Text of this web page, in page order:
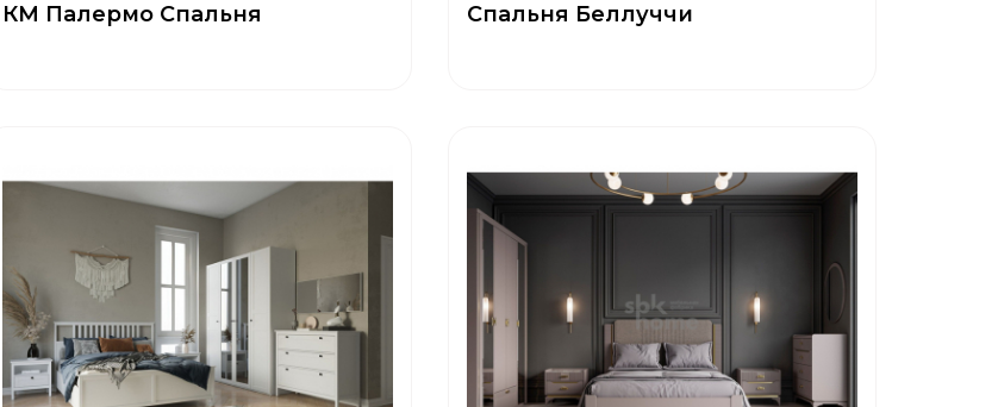
КМ Палермо Спальня Спальня Беллуччи